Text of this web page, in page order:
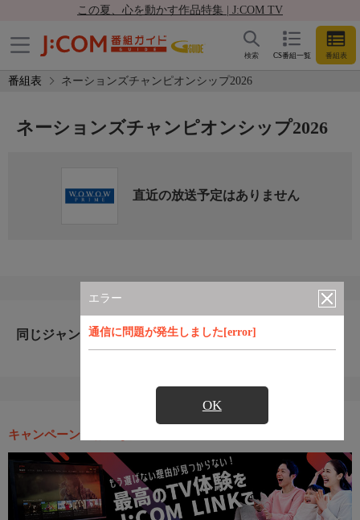
この夏、心を動かす作品特集 | J:COM TV
CS番組一覧 番組表
検索
番組表 ネーションズチャンピオンシップ2026
エラー
通信に問題が発生しました[error]
OK
ネーションズチャンピオンシップ2026
直近の放送予定はありません
同じジャンルのおすすめ番組
キャンペーン・お得な情報